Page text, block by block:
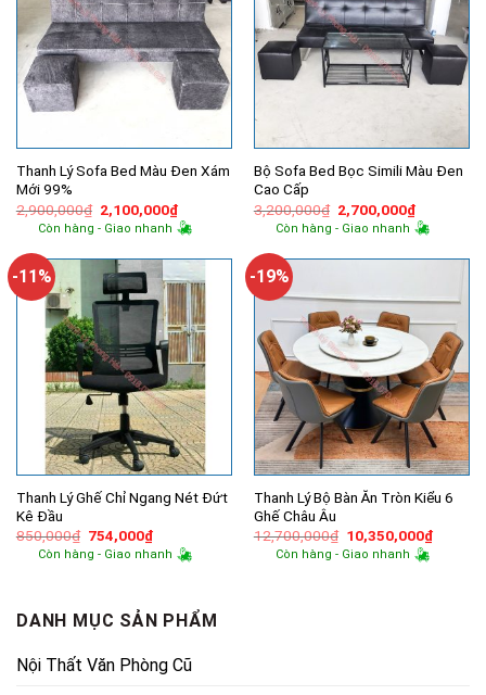
Thanh Lý Sofa Bed Màu Đen Xám
Mới 99%
2,900,000₫ Giá
gốc
là:
2,100,000₫Giá
hiện
tại
2,100,000₫.
Còn hàng - Giao nhanh
Bộ Sofa Bed Bọc Simili Màu Đen
Cao Cấp
3,200,000₫ Giá
gốc
là:
2,700,000₫Giá
hiện
tại
Còn hàng - Giao nhanh
-11%
Thanh Lý Ghế Chỉ Ngang Nét Đứt
Kê Đầu
850,000₫ Giá
gốc
là:
754,000₫Giá
hiện
tại
Còn hàng - Giao nhanh
-19%
Thanh Lý Bộ Bàn Ăn Tròn Kiểu 6
Ghế Châu Âu
12,700,000₫ Giá
gốc
là:
10,350,000₫Giá
hiện
Còn hàng - Giao nhanh
DANH MỤC SẢN PHẨM
Nội Thất Văn Phòng Cũ